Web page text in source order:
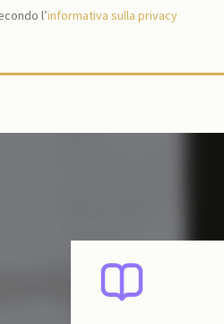
l’informativa sulla privacy